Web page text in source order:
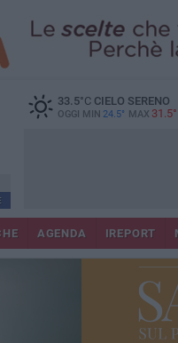
33.5°CCIELO SERENO
OGGI MIN 24.5° MAX 31.5°
AGENDA IREPORT